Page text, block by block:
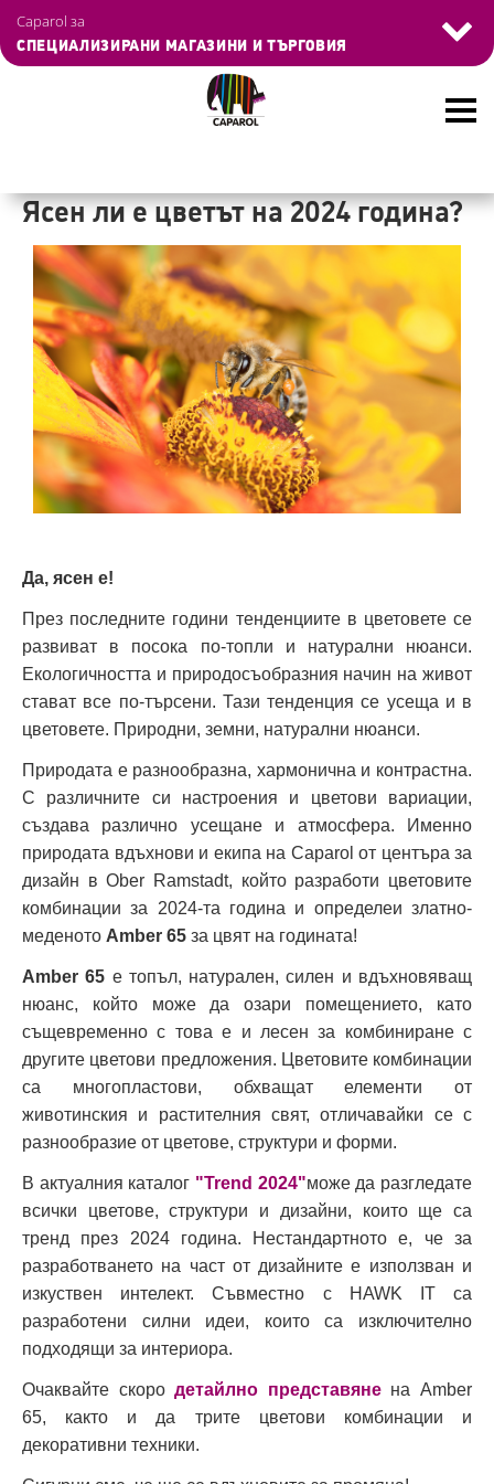
to
main
content
Caparol за
СПЕЦИАЛИЗИРАНИ МАГАЗИНИ И ТЪРГОВИЯ
Ясен ли е цветът на 2024 година?
Да, ясен е!
През последните години тенденциите в цветовете се
развиват в посока по-топли и натурални нюанси.
Екологичността и природосъобразния начин на живот
стават все по-търсени. Тази тенденция се усеща и в
цветовете. Природни, земни, натурални нюанси.
Природата е разнообразна, хармонична и контрастна.
С различните си настроения и цветови вариации,
създава различно усещане и атмосфера. Именно
природата вдъхнови и екипa на Caparol от центъра за
дизайн в Ober Ramstadt, който разработи цветовите
комбинации за 2024-та година и определеи златно-
меденото Amber 65 за цвят на годината!
Amber 65 е топъл, натурален, силен и вдъхновяващ
нюанс, който може да озари помещението, като
същевременно с това е и лесен за комбиниране с
другите цветови предложения. Цветовите комбинации
са многопластови, обхващат елементи от
животинския и растителния свят, отличавайки се с
разнообразие от цветове, структури и форми.
В актуалния каталог "Trend 2024"може да разгледате
всички цветове, структури и дизайни, които ще са
тренд през 2024 година. Нестандартното е, че за
разработването на част от дизайните е използван и
изкуствен интелект. Съвместно с HAWK IT са
разработени силни идеи, които са изключително
подходящи за интериора.
Очаквайте скородетайлно представянена Amber
65, както и да трите цветови комбинации и
декоративни техники.
Управление на бисквитките